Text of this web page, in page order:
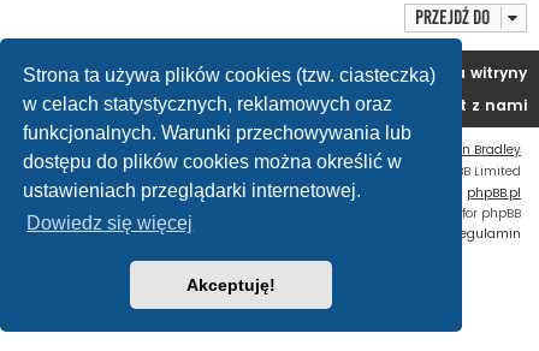
Strona ta używa plików cookies (tzw. ciasteczka)
w celach statystycznych, reklamowych oraz
funkcjonalnych. Warunki przechowywania lub
dostępu do plików cookies można określić w
ustawieniach przeglądarki internetowej.
Dowiedz się więcej
Akceptuję!
Przejdź do
Portal Forum
Usuń ciasteczka witryny
Kontakt z nami
Flat Style by
Ian Bradley
Technologię dostarczaphpBB® Forum Software © phpBB Limited
Polski pakiet językowy dostarcza phpBB.pl
extension for phpBB
Regulamin